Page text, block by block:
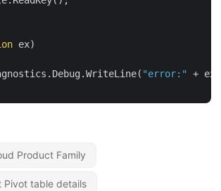
ex)
"error:"
+
Product Family
Pivot table details